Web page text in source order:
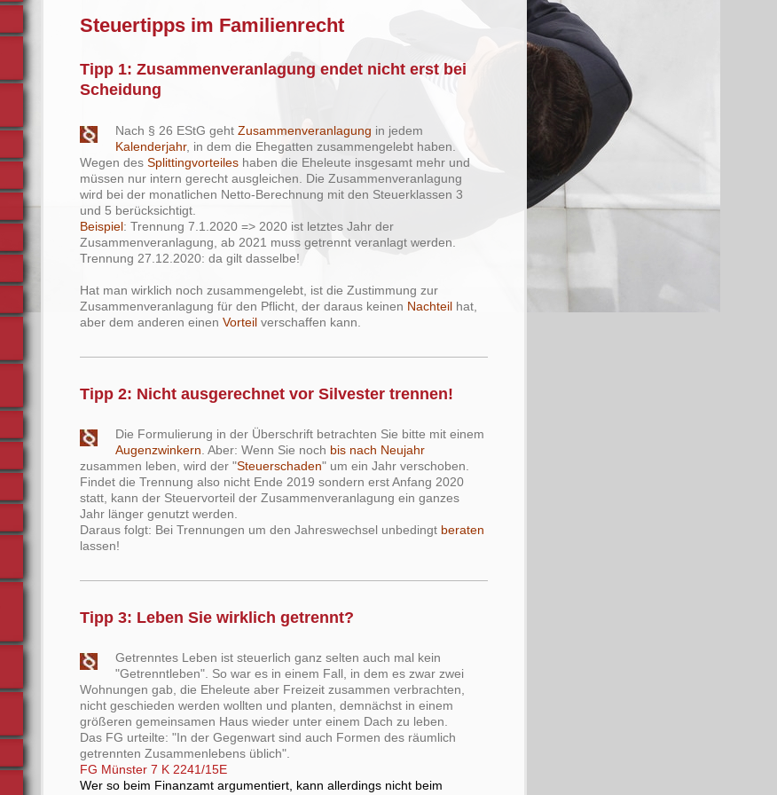
Steuertipps im Familienrecht
Tipp 1: Zusammenveranlagung endet nicht erst bei
Scheidung
Nach § 26 EStG gehtZusammenveranlagung in jedem
Kalenderjahr, in dem die Ehegatten zusammengelebt haben.
Wegen desSplittingvorteiles haben die Eheleute insgesamt mehr und
müssen nur intern gerecht ausgleichen. Die Zusammenveranlagung
wird bei der monatlichen Netto-Berechnung mit den Steuerklassen 3
und 5 berücksichtigt.
Beispiel: Trennung 7.1.2020 => 2020 ist letztes Jahr der
Zusammenveranlagung, ab 2021 muss getrennt veranlagt werden.
Trennung 27.12.2020: da gilt dasselbe!
Hat man wirklich noch zusammengelebt, ist die Zustimmung zur
Zusammenveranlagung für den Pflicht, der daraus keinen Nachteil hat,
aber dem anderen einenVorteil verschaffen kann.
Tipp 2: Nicht ausgerechnet vor Silvester trennen!
Die Formulierung in der Überschrift betrachten Sie bitte mit einem
Augenzwinkern . Aber: Wenn Sie noch bis nach Neujahr
zusammen leben, wird der "Steuerschaden" um ein Jahr verschoben.
Findet die Trennung also nicht Ende 2019 sondern erst Anfang 2020
statt, kann der Steuervorteil der Zusammenveranlagung ein ganzes
Jahr länger genutzt werden.
Daraus folgt: Bei Trennungen um den Jahreswechsel unbedingt beraten
lassen!
Tipp 3: Leben Sie wirklich getrennt?
Getrenntes Leben ist steuerlich ganz selten auch mal kein
"Getrenntleben". So war es in einem Fall, in dem es zwar zwei
Wohnungen gab, die Eheleute aber Freizeit zusammen verbrachten,
nicht geschieden werden wollten und planten, demnächst in einem
größeren gemeinsamen Haus wieder unter einem Dach zu leben.
Das FG urteilte: "In der Gegenwart sind auch Formen des räumlich
getrennten Zusammenlebens üblich".
FG Münster 7 K 2241/15E
Wer so beim Finanzamt argumentiert, kann allerdings nicht beim